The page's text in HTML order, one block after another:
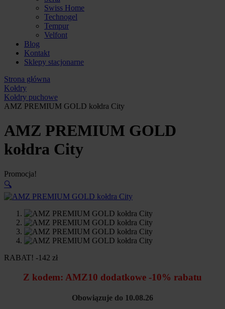
Swiss Home
Technogel
Tempur
Velfont
Blog
Kontakt
Sklepy stacjonarne
Strona główna
Kołdry
Kołdry puchowe
AMZ PREMIUM GOLD kołdra City
AMZ PREMIUM GOLD
kołdra City
Promocja!
🔍
RABAT! -142 zł
Z kodem: AMZ10 dodatkowe -10% rabatu
Obowiązuje do 10.08.26